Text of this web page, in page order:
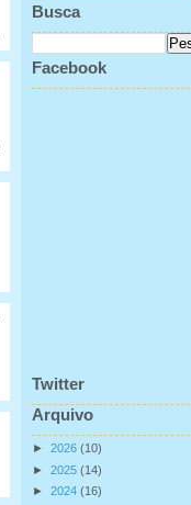
Busca
Facebook
Twitter
Arquivo
► 2026 (10)
► 2025 (14)
► 2024 (16)